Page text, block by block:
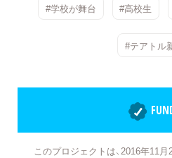
#学校が舞台 #高校生
#テアトル
このプロジェクトは、2016年11